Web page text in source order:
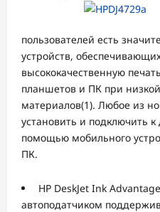
пользователей есть
устройств,
высококачественную
планшетов и ПК при
материалов(1). Любое из
установить и подключить
помощью мобильного
ПК.
HP DeskJet Ink
автоподатчиком